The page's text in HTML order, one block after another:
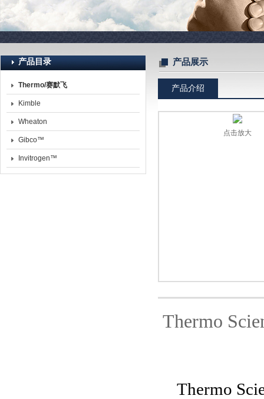
北京诺博莱德科技有限公司
产品目录
Thermo/赛默飞
Kimble
Wheaton
Gibco™
Invitrogen™
产品展示
产品介绍
点击放大
Thermo
Thermo